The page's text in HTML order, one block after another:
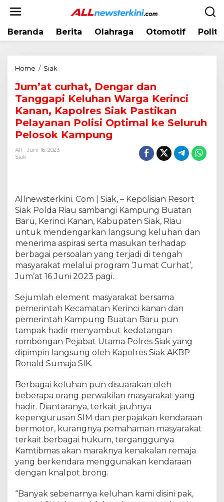
Beranda Berita Olahraga Otomotif
Home / Siak
m
'
a
c
u
r
D
e
n
r
d
a
n
a
n
g
g
a
K
l
u
h
a
n
W
a
r
K
e
Jum’at curhat, Dengar dan
Tanggapi Keluhan Warga Kerinci
Kanan, Kapolres Siak Pastikan
Pelayanan Polisi Optimal ke Seluruh
Pelosok Kampung
All
Juni 16, 2023
Siak
Allnewsterkini. Com | Siak, – Kepolisian Resort
Siak Polda Riau sambangi Kampung Buatan
Baru, Kerinci Kanan, Kabupaten Siak, Riau
untuk mendengarkan langsung keluhan dan
menerima aspirasi serta masukan terhadap
berbagai persoalan yang terjadi di tengah
masyarakat melalui program ‘Jumat Curhat’,
Jum’at 16 Juni 2023 pagi.
Sejumlah element masyarakat bersama
pemerintah Kecamatan Kerinci kanan dan
pemerintah Kampung Buatan Baru pun
tampak hadir menyambut kedatangan
rombongan Pejabat Utama Polres Siak yang
dipimpin langsung oleh Kapolres Siak AKBP
Ronald Sumaja SIK.
Berbagai keluhan pun disuarakan oleh
beberapa orang perwakilan masyarakat yang
hadir. Diantaranya, terkait jauhnya
kepengurusan SIM dan perpajakan kendaraan
bermotor, kurangnya pemahaman masyarakat
terkait berbagai hukum, terganggunya
Kamtibmas akan maraknya kenakalan remaja
yang berkendara menggunakan kendaraan
dengan knalpot brong.
“Banyak sebenarnya keluhan kami disini pak,